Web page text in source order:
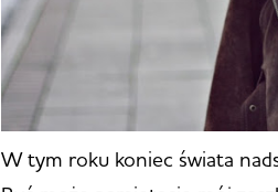
W tym roku koniec świata